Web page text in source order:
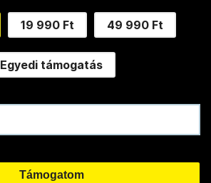
19 990 Ft 49 990 Ft
Egyedi támogatás